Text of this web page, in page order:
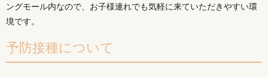
ングモール内なので、お子様連れでも気軽に来ていただきやすい環
境です。
予防接種について